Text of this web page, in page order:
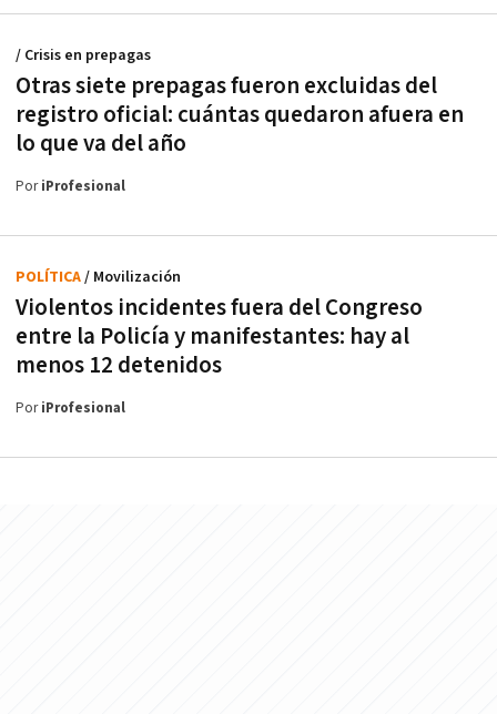
Otras siete prepagas fueron excluidas del
registro oficial: cuántas quedaron afuera en
lo que va del año
/ Crisis en prepagas
PoriProfesional
Violentos incidentes fuera del Congreso
entre la Policía y manifestantes: hay al
menos 12 detenidos
POLÍTICA/ Movilización
PoriProfesional